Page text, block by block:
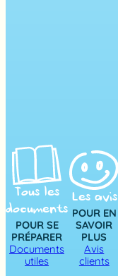
Tous les
documents
POUR SE
PRÉPARER
Documents
utiles
Les avis
POUR EN
SAVOIR
PLUS
Avis
clients